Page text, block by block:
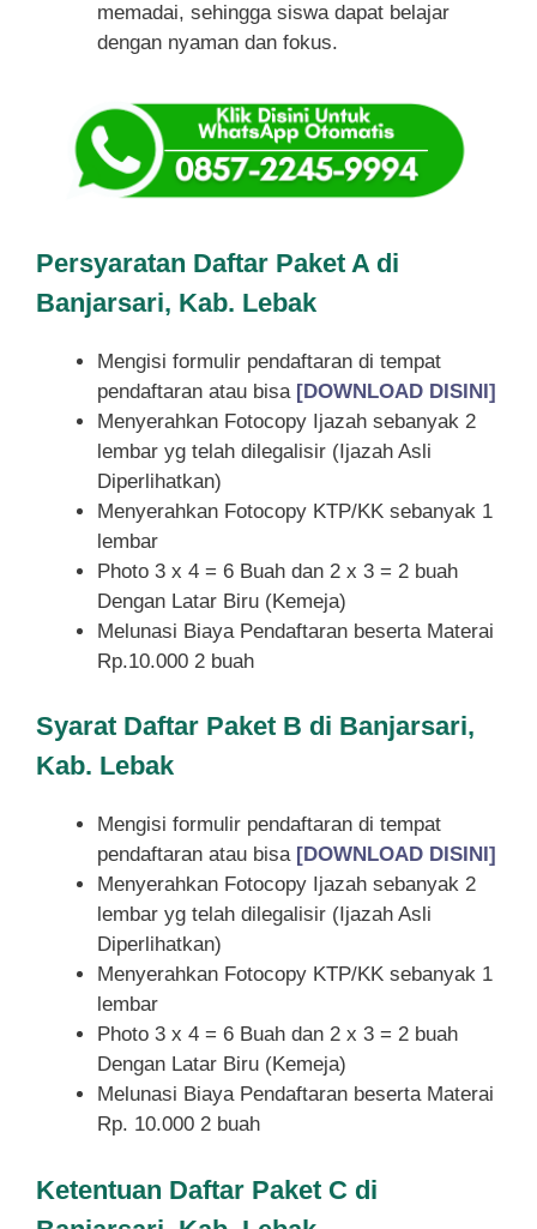
memadai, sehingga siswa dapat belajar
dengan nyaman dan fokus.
Persyaratan Daftar Paket A di
Banjarsari, Kab. Lebak
Mengisi formulir pendaftaran di tempat
pendaftaran atau bisa [DOWNLOAD DISINI]
Menyerahkan Fotocopy Ijazah sebanyak 2
lembar yg telah dilegalisir (Ijazah Asli
Diperlihatkan)
Menyerahkan Fotocopy KTP/KK sebanyak 1
lembar
Photo 3 x 4 = 6 Buah dan 2 x 3 = 2 buah
Dengan Latar Biru (Kemeja)
Melunasi Biaya Pendaftaran beserta Materai
Rp.10.000 2 buah
Syarat Daftar Paket B di Banjarsari,
Kab. Lebak
Mengisi formulir pendaftaran di tempat
pendaftaran atau bisa [DOWNLOAD DISINI]
Menyerahkan Fotocopy Ijazah sebanyak 2
lembar yg telah dilegalisir (Ijazah Asli
Diperlihatkan)
Menyerahkan Fotocopy KTP/KK sebanyak 1
lembar
Photo 3 x 4 = 6 Buah dan 2 x 3 = 2 buah
Dengan Latar Biru (Kemeja)
Melunasi Biaya Pendaftaran beserta Materai
Rp. 10.000 2 buah
Ketentuan Daftar Paket C di